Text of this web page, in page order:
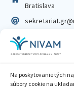
Na poskytovanie tých
súbory cookie na
Bratislava
IČO: 00164348
DIČ: 2020798714